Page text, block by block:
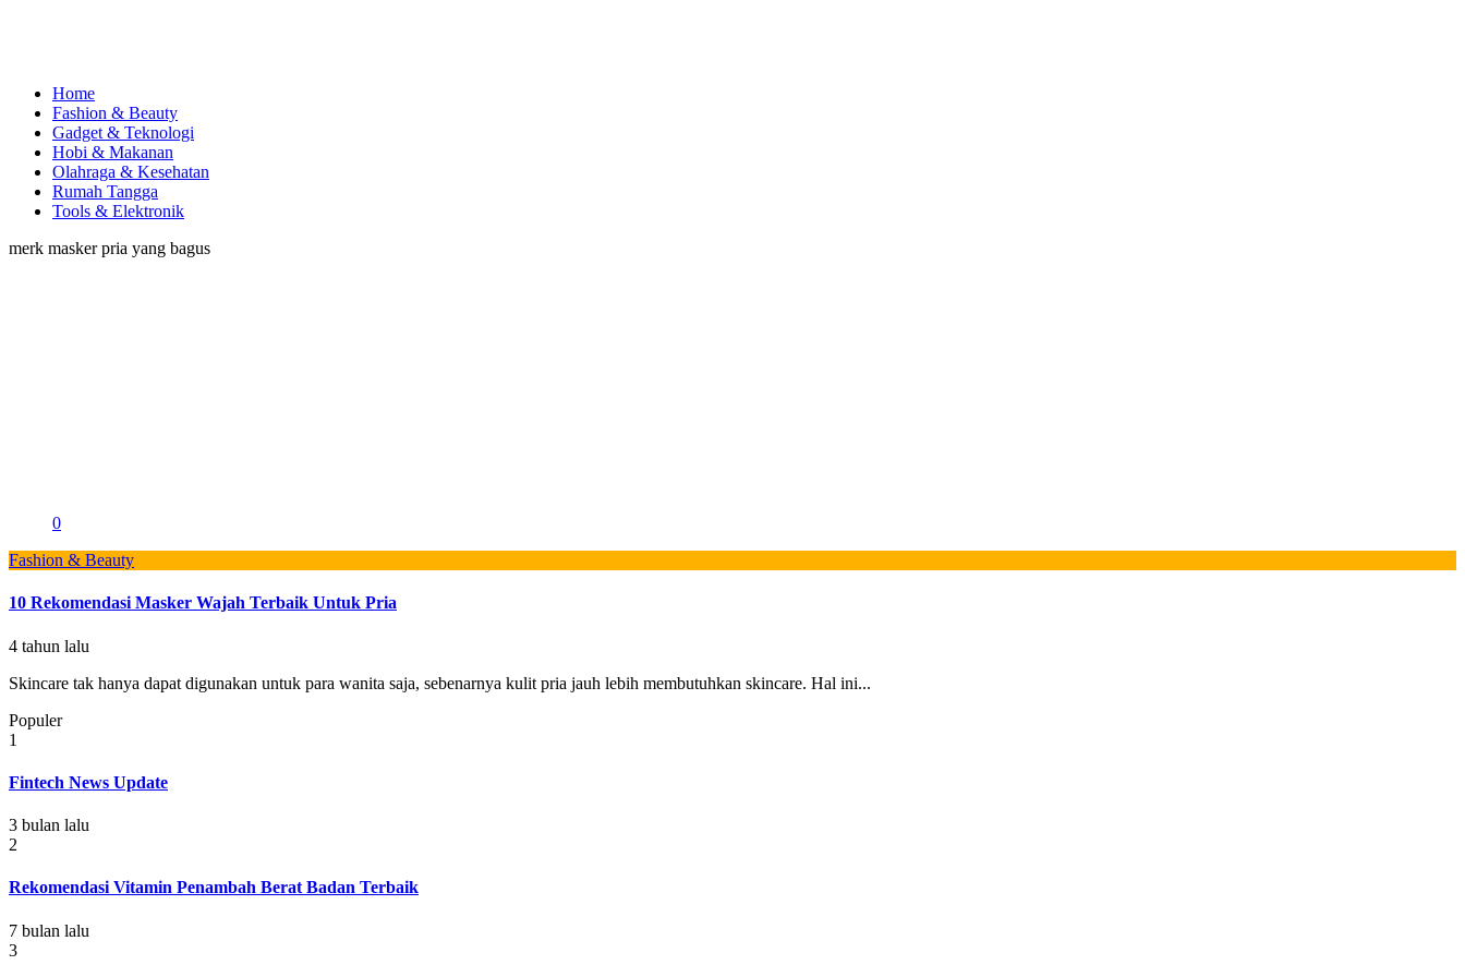
Home
Fashion & Beauty
Gadget & Teknologi
Hobi & Makanan
Olahraga & Kesehatan
Rumah Tangga
Tools & Elektronik
merk masker pria yang bagus
0
Fashion & Beauty
10 Rekomendasi Masker Wajah Terbaik Untuk Pria
4 tahun lalu
Skincare tak hanya dapat digunakan untuk para wanita saja, sebenarnya kulit pria jauh lebih membutuhkan skincare. Hal ini...
Populer
1
Fintech News Update
3 bulan lalu
2
Rekomendasi Vitamin Penambah Berat Badan Terbaik
7 bulan lalu
3